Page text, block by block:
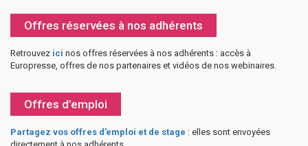
Offres réservées à nos adhérents
Retrouvez ici nos offres réservées à nos adhérents : accès à
Europresse, offres de nos partenaires et vidéos de nos webinaires.
Offres d’emploi
Partagez vos offres d’emploi et de stage : elles sont envoyées